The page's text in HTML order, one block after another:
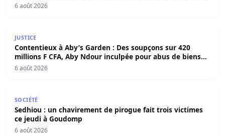
sociaux
6 août 2026
JUSTICE
Contentieux à Aby’s Garden : Des soupçons sur 420
millions F CFA, Aby Ndour inculpée pour abus de biens
sociaux
6 août 2026
SOCIÉTÉ
Sedhiou : un chavirement de pirogue fait trois victimes
ce jeudi à Goudomp
6 août 2026